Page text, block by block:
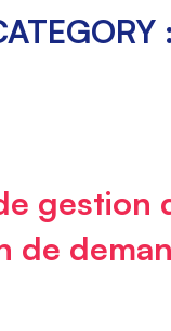
:
gestion
de